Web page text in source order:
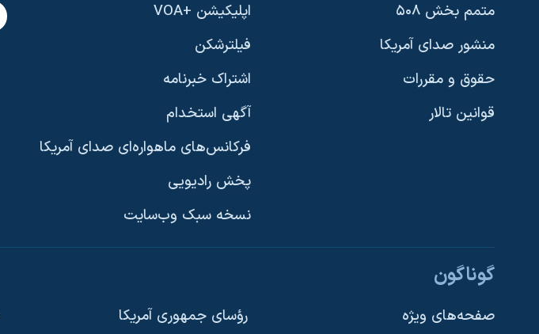
دنبال کنید
متمم بخش ۵۰۸
منشور صدای آمریکا
حقوق و مقررات
قوانین تالار
اپلیکیشن +VOA
فیلترشکن
اشتراک خبرنامه
آگهی استخدام
فرکانس‌های ماهواره‌ای صدای آمریکا
پخش رادیویی
نسخه سبک وب‌سایت
گوناگون
صفحه‌های ویژه رؤسای جمهوری آمریکا